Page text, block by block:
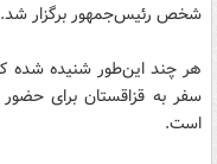
شخص رئیس‌جمهور برگزار شد.
هر چند این‌طور شنیده شده
سفر به قزاقستان برای
است.